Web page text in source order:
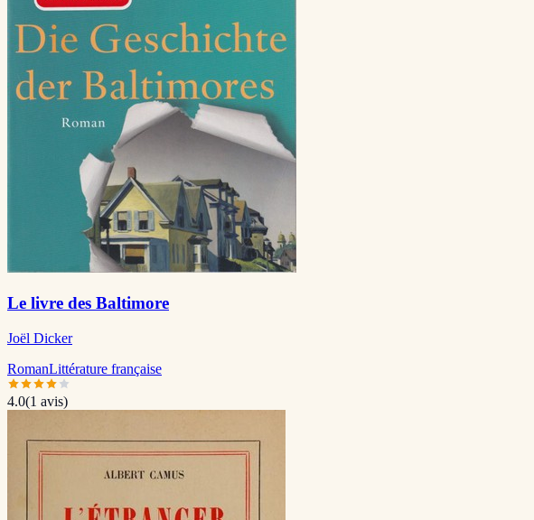
Le livre des Baltimore
Joël Dicker
RomanLittérature française
4.0(1 avis)